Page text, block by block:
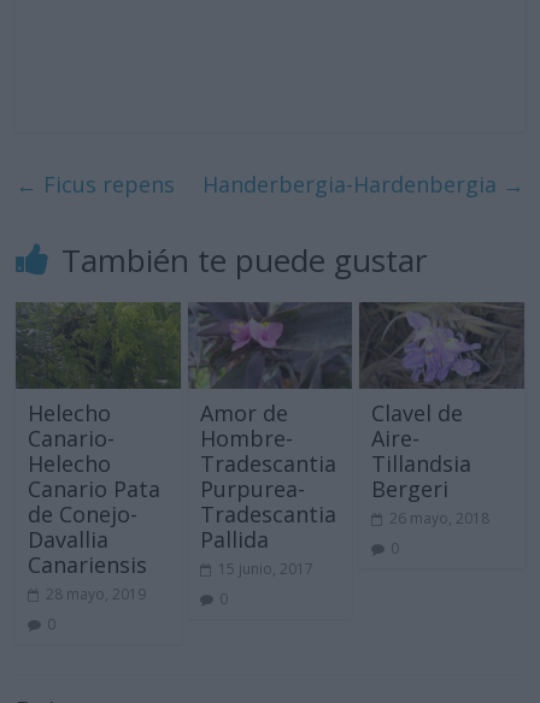
← Ficus repens Handerbergia-Hardenbergia →
También te puede gustar
Helecho
Canario-
Helecho
Canario Pata
de Conejo-
Davallia
Canariensis
28 mayo, 2019
0
Amor de
Hombre-
Tradescantia
Purpurea-
Tradescantia
Pallida
15 junio, 2017
0
Clavel de
Aire-
Tillandsia
Bergeri
26 mayo, 2018
0